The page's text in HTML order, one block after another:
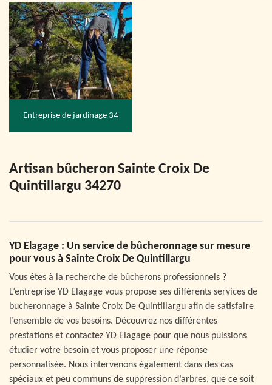
Entreprise de jardinage 34
Artisan bûcheron Sainte Croix De
Quintillargu 34270
YD Elagage : Un service de bûcheronnage sur mesure
pour vous à Sainte Croix De Quintillargu
Vous êtes à la recherche de bûcherons professionnels ?
L’entreprise YD Elagage vous propose ses différents services de
bucheronnage à Sainte Croix De Quintillargu afin de satisfaire
l’ensemble de vos besoins. Découvrez nos différentes
prestations et contactez YD Elagage pour que nous puissions
étudier votre besoin et vous proposer une réponse
personnalisée. Nous intervenons également dans des cas
spéciaux et peu communs de suppression d’arbres, que ce soit